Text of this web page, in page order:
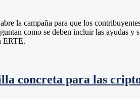
la campaña para que los
como se deben incluir las ayudas
ERTE.
concreta para las